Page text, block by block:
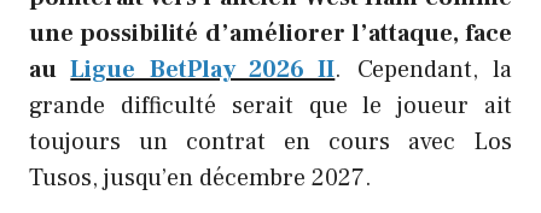
une possibilité d’améliorer l’attaque, face
auLigue BetPlay 2026 II. Cependant, la
grande difficulté serait que le joueur ait
toujours un contrat en cours avec Los
Tusos, jusqu’en décembre 2027.